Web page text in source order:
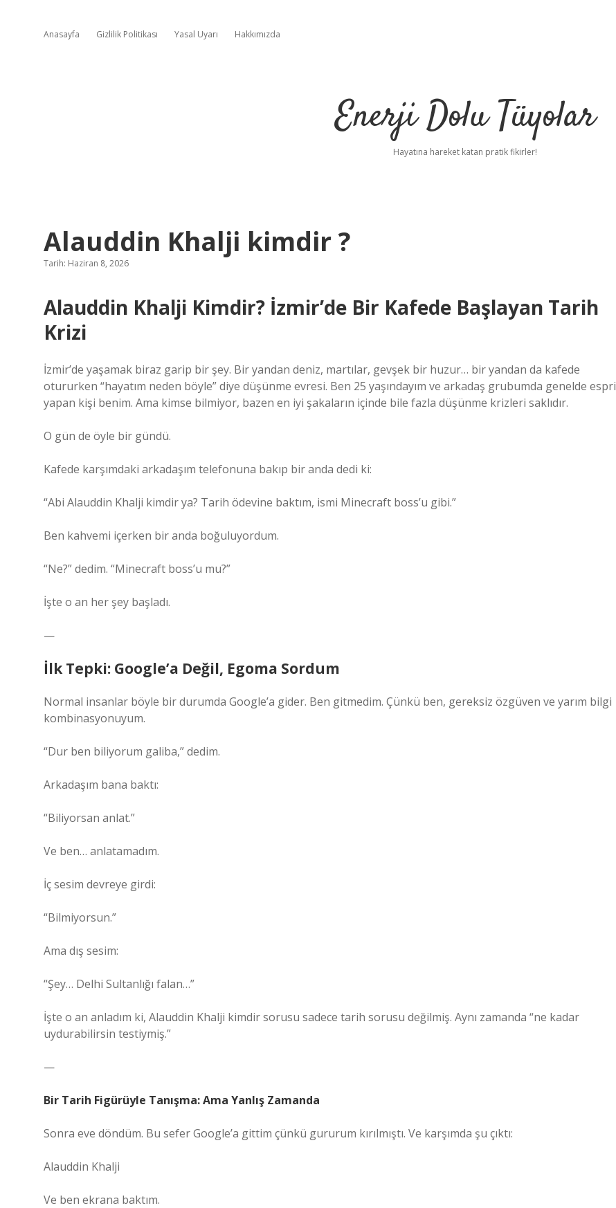
Anasayfa Gizlilik Politikası Yasal Uyarı Hakkımızda
Enerji Dolu Tüyolar
Hayatına hareket katan pratik fikirler!
Alauddin Khalji kimdir ?
Tarih: Haziran 8, 2026
Alauddin Khalji Kimdir? İzmir’de Bir Kafede Başlayan Tarih
Krizi
İzmir’de yaşamak biraz garip bir şey. Bir yandan deniz, martılar, gevşek bir huzur… bir yandan da kafede
otururken “hayatım neden böyle” diye düşünme evresi. Ben 25 yaşındayım ve arkadaş grubumda genelde espri
yapan kişi benim. Ama kimse bilmiyor, bazen en iyi şakaların içinde bile fazla düşünme krizleri saklıdır.
O gün de öyle bir gündü.
Kafede karşımdaki arkadaşım telefonuna bakıp bir anda dedi ki:
“Abi Alauddin Khalji kimdir ya? Tarih ödevine baktım, ismi Minecraft boss’u gibi.”
Ben kahvemi içerken bir anda boğuluyordum.
“Ne?” dedim. “Minecraft boss’u mu?”
İşte o an her şey başladı.
—
İlk Tepki: Google’a Değil, Egoma Sordum
Normal insanlar böyle bir durumda Google’a gider. Ben gitmedim. Çünkü ben, gereksiz özgüven ve yarım bilgi
kombinasyonuyum.
“Dur ben biliyorum galiba,” dedim.
Arkadaşım bana baktı:
“Biliyorsan anlat.”
Ve ben… anlatamadım.
İç sesim devreye girdi:
“Bilmiyorsun.”
Ama dış sesim:
“Şey… Delhi Sultanlığı falan…”
İşte o an anladım ki, Alauddin Khalji kimdir sorusu sadece tarih sorusu değilmiş. Aynı zamanda “ne kadar
uydurabilirsin testiymiş.”
—
Bir Tarih Figürüyle Tanışma: Ama Yanlış Zamanda
Sonra eve döndüm. Bu sefer Google’a gittim çünkü gururum kırılmıştı. Ve karşımda şu çıktı:
Alauddin Khalji
Ve ben ekrana baktım.